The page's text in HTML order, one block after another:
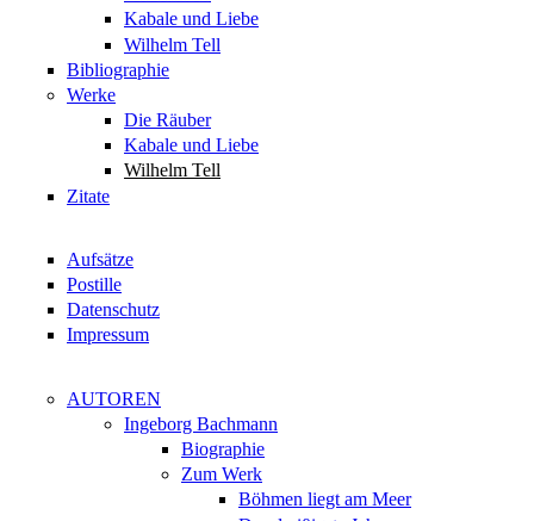
Kabale und Liebe
Wilhelm Tell
Bibliographie
Werke
Die Räuber
Kabale und Liebe
Wilhelm Tell
Zitate
Aufsätze
Postille
Datenschutz
Impressum
AUTOREN
Ingeborg Bachmann
Biographie
Zum Werk
Böhmen liegt am Meer